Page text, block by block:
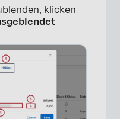
klicken